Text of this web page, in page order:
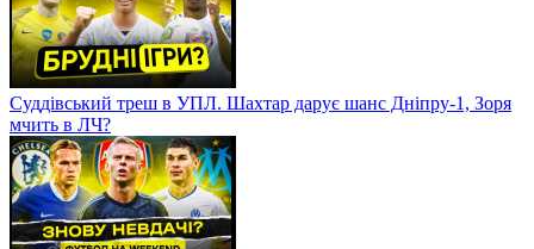
Суддівський треш в УПЛ. Шахтар дарує шанс Дніпру-1, Зоря
мчить в ЛЧ?